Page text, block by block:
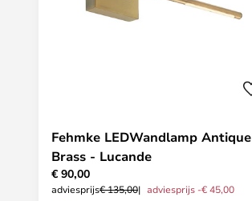
Fehmke LEDWandlamp Antique
Brass - Lucande
€ 90,00
adviesprijs€ 135,00 adviesprijs -€ 45,00